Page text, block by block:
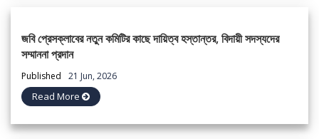
জবি প্রেসক্লাবের নতুন কমিটির কাছে দায়িত্ব হস্তান্তর, বিদায়ী সদস্যদের
সম্মাননা প্রদান
Published 21 Jun, 2026
Read More